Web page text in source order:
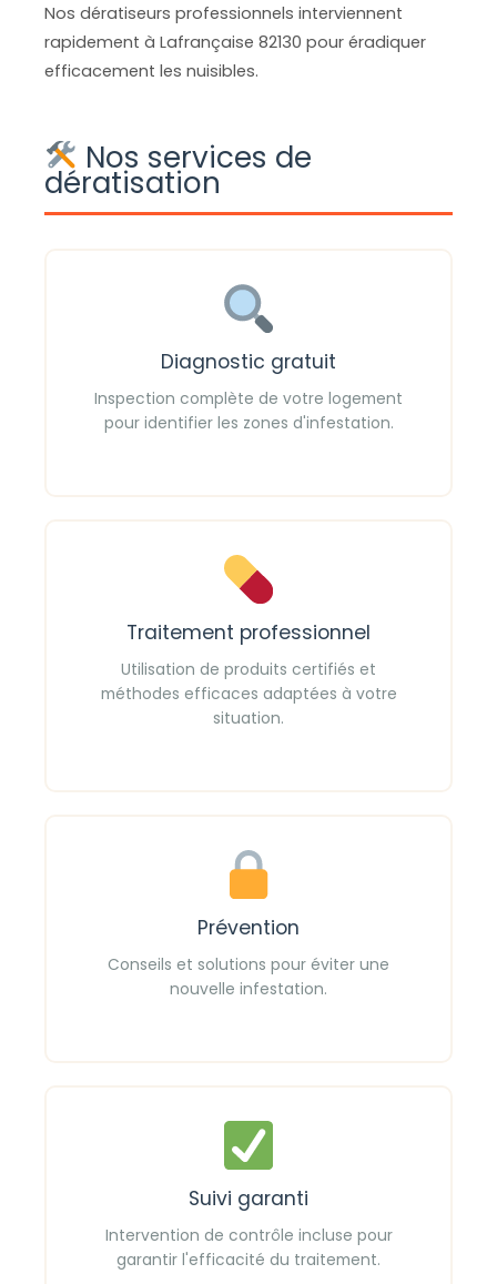
Nos dératiseurs professionnels interviennent
rapidement à Lafrançaise 82130 pour éradiquer
efficacement les nuisibles.
Nos services de
dératisation
Diagnostic gratuit
Inspection complète de votre logement
pour identifier les zones d'infestation.
Traitement professionnel
Utilisation de produits certifiés et
méthodes efficaces adaptées à votre
situation.
Prévention
Conseils et solutions pour éviter une
nouvelle infestation.
Suivi garanti
Intervention de contrôle incluse pour
garantir l'efficacité du traitement.